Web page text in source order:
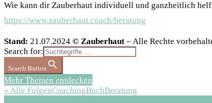
Wie kann dir Zauberhaut individuell und ganzheitlich
https://www.zauberhaut.coach/beratung
Stand: 21.07.2024 © Zauberhaut – Alle Rechte
Search for:
Search Button
Mehr Themen entdecken
« Alle FolgenCoachingBuchBeratung